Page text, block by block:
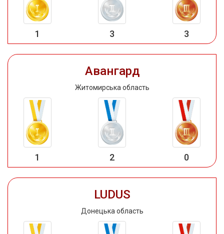
1 3 3
Авангард
Житомирська область
1 2 0
LUDUS
Донецька область